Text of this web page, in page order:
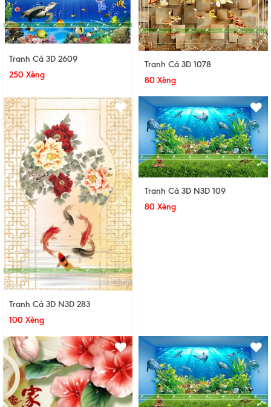
Tranh Cá 3D 2609
250 Xèng
Tranh Cá 3D 1078
80 Xèng
Tranh Cá 3D N3D 283
100 Xèng
Tranh Cá 3D N3D 109
80 Xèng